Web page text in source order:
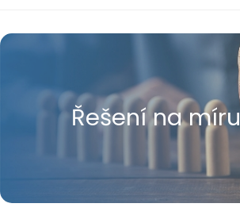
Řešení na míru